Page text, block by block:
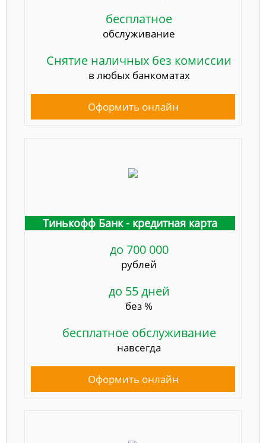
бесплатное
обслуживание
Снятие наличных без комиссии
в любых банкоматах
Оформить онлайн
Тинькофф Банк - кредитная карта
до 700 000
рублей
до 55 дней
без %
бесплатное обслуживание
навсегда
Оформить онлайн